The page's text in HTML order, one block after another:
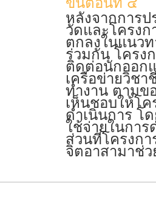
หลังจากการป
วัดและโครง
ตกลงในแนว
ร่วมกัน โครง
ติดต่อนักออก
เครือข่ายวิชา
ทํางาน ตามข
เห็นชอบให้โค
ดําเนินการ โ
ใช้จ่ายในการ
ส่วนที่โครงก
จิตอาสามาช่ว